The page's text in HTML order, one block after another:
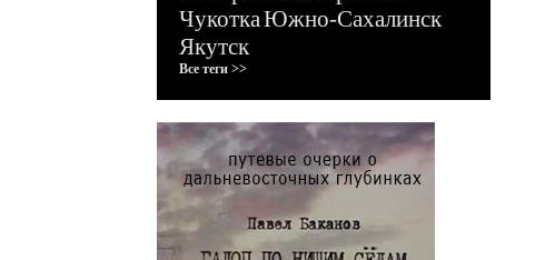
ЧукоткаЮжно-Сахалинск
Якутск
Все теги >>